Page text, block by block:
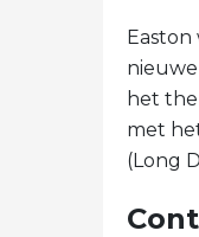
het
met
(Long